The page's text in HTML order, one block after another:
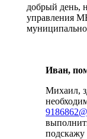
добрый день,
управления
Иван,
Михаил,